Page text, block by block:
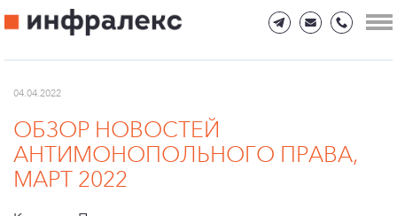
04.04.2022
ОБЗОР НОВОСТЕЙ
АНТИМОНОПОЛЬНОГО ПРАВА,
МАРТ 2022